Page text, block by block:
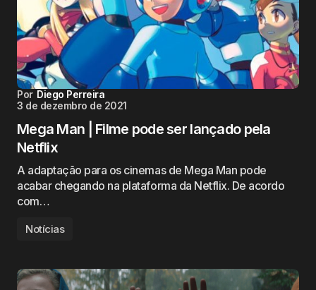
Por Diego Perreira
3 de dezembro de 2021
Mega Man | Filme pode ser lançado pela
Netflix
A adaptação para os cinemas de Mega Man pode
acabar chegando na plataforma da Netflix. De acordo
com…
Notícias